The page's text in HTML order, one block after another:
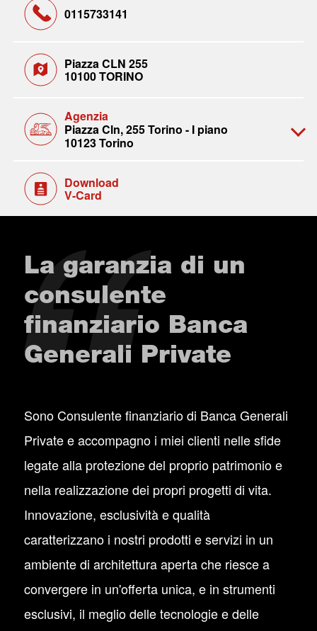
0115733141
Piazza CLN 255
10100 TORINO
Agenzia
Piazza Cln, 255 Torino - I piano
10123 Torino
Download
V-Card
La garanzia di un
consulente
finanziario Banca
Generali Private
Sono Consulente finanziario di Banca Generali
Private e accompagno i miei clienti nelle sfide
legate alla protezione del proprio patrimonio e
nella realizzazione dei propri progetti di vita.
Innovazione, esclusività e qualità
caratterizzano i nostri prodotti e servizi in un
ambiente di architettura aperta che riesce a
convergere in un'offerta unica, e in strumenti
esclusivi, il meglio delle tecnologie e delle